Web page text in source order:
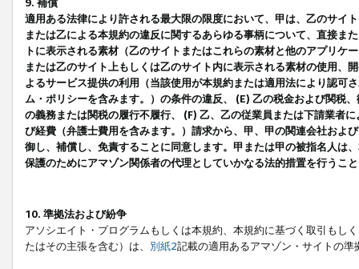
9. 補償
適用ある法律により許される最大限の限度において、甲は、乙のサイ
または乙による本規約の違反に関するあらゆる事柄について、直接ま
トに表示される素材（乙のサイトまたはこれらの素材と他のアプリ
または乙のサイト上もしくは乙のサイト内に表示される素材の使用、
よるサービス提供の利用（当該使用が本規約または適用法により認可
ム・ポリシーを含みます。）の条件の違反、 (E) 乙の税金および関税
の義務または関税の履行不履行、 (F) 乙、乙の従業員または下請業者
び経費（弁護士費用を含みます。）請求から、甲、甲の関連会社およ
御し、補償し、免責することに同意します。甲または甲の被指名人は
保護のためにアマゾン関係者の代理としていかなる法的措置を行うこ
10. 準拠法および紛争
アソシエイト・プログラムもしくは本規約、本規約に基づく取引もし
たはその主張を含む）は、 別紙2記載の適用あるアマゾン・サイトの